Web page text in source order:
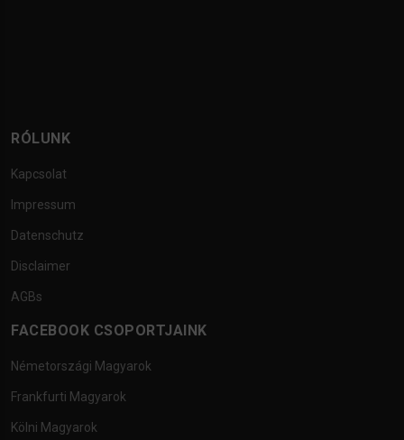
RÓLUNK
Kapcsolat
Impressum
Datenschutz
Disclaimer
AGBs
FACEBOOK CSOPORTJAINK
Németországi Magyarok
Frankfurti Magyarok
Kölni Magyarok